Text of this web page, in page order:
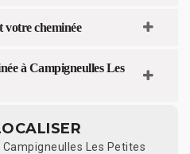
votre cheminée
à Campigneulles Les
Les Petites